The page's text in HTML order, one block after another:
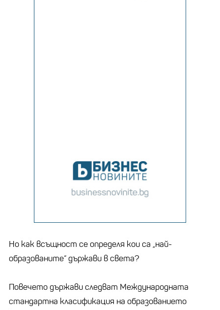
Но как всъщност се определя кои са „най-
образованите“ държави в света?
Повечето държави следват Международната
стандартна класификация на образованието